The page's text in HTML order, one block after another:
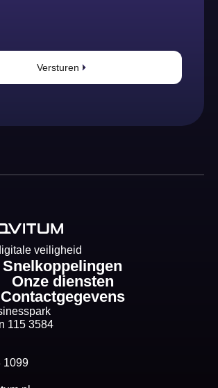
Versturen
veiligheid
Snelkoppelingen
Onze diensten
Contactgegevens
115 3584
1099